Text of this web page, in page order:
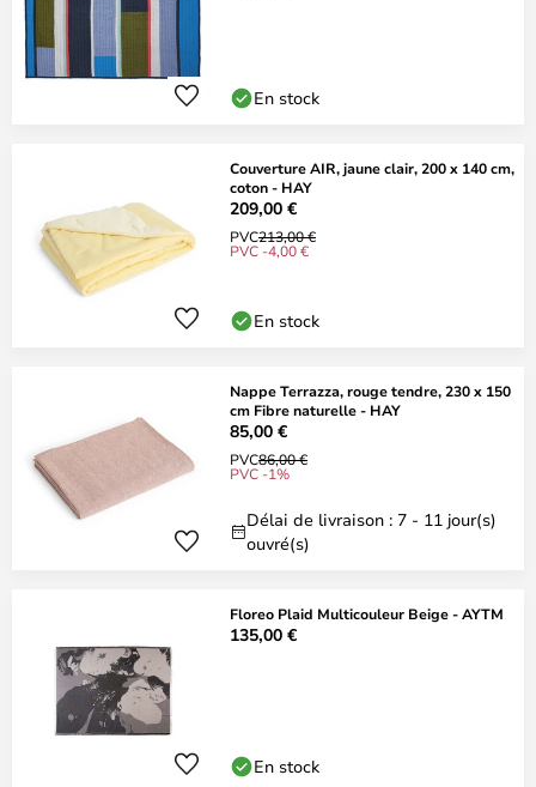
En stock
Couverture AIR, jaune clair, 200 x 140 cm,
coton - HAY
209,00 €
PVC213,00 €
PVC -4,00 €
En stock
Nappe Terrazza, rouge tendre, 230 x 150
cm Fibre naturelle - HAY
85,00 €
PVC86,00 €
PVC -1%
Délai de livraison : 7 - 11 jour(s)
ouvré(s)
Floreo Plaid Multicouleur Beige - AYTM
135,00 €
En stock